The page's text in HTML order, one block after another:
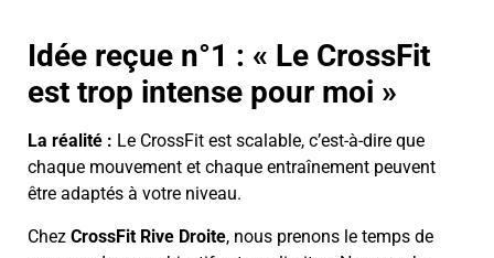
Idée reçue n°1 : « Le CrossFit
est trop intense pour moi »
La réalité : Le CrossFit est scalable, c’est-à-dire que
chaque mouvement et chaque entraînement peuvent
être adaptés à votre niveau.
Chez CrossFit Rive Droite, nous prenons le temps de